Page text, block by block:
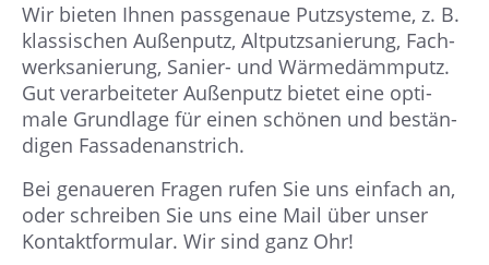
Wir bieten Ihnen pass­genaue Putz­systeme, z. B.
klassi­schen Außen­putz, Altputz­sanie­rung, Fach­
werk­sanie­rung, Sanier- und Wärme­dämm­putz.
Gut verar­bei­­teter Außen­putz bietet eine opti­
male Grund­lage für einen schönen und bestän­
digen Fassaden­anstrich.
Bei genaueren Fragen rufen Sie uns einfach an,
oder schrei­ben Sie uns eine Mail über unser
Kontakt­formular. Wir sind ganz Ohr!